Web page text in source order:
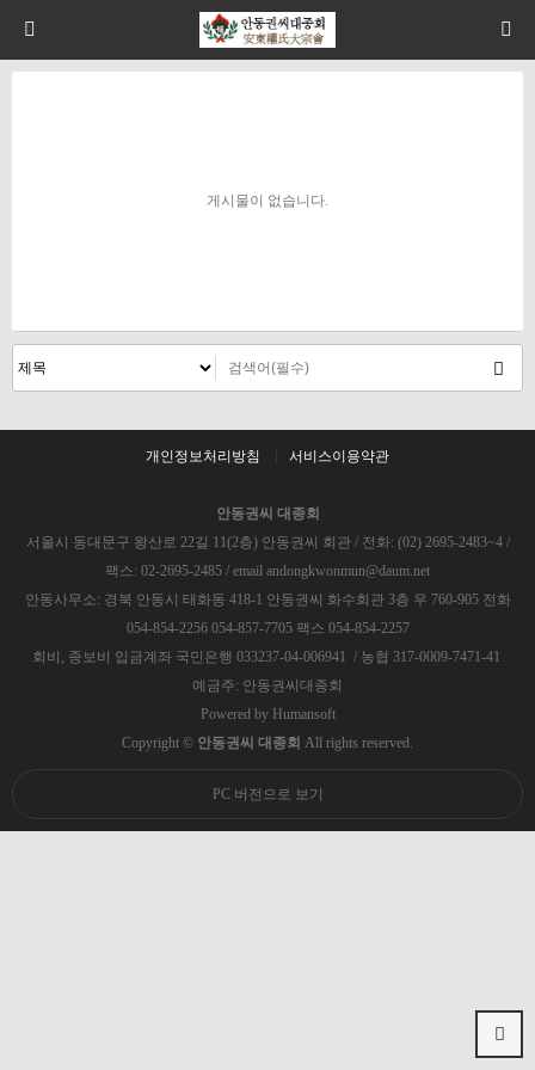
게시물이 없습니다.
개인정보처리방침 서비스이용약관
안동권씨 대종회
서울시 동대문구 왕산로 22길 11(2층) 안동권씨 회관 / 전화: (02) 2695-2483~4 /
팩스: 02-2695-2485 / email andongkwonmun@daum.net
안동사무소: 경북 안동시 태화동 418-1 안동권씨 화수회관 3층 우 760-905 전화
054-854-2256 054-857-7705 팩스 054-854-2257
회비, 종보비 입금계좌 국민은행 033237-04-006941 / 농협 317-0009-7471-41
예금주: 안동권씨대종회
Powered by Humansoft
Copyright © 안동권씨 대종회 All rights reserved.
PC 버전으로 보기